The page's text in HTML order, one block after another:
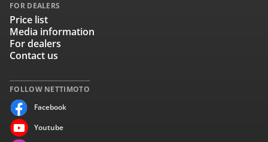
FOLLOW NETTIMOTO
Facebook
Youtube
FOR DEALERS
Price list
Media information
For dealers
Contact us